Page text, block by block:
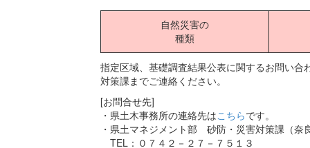
自然災害の
種類
指定区域、基礎調査結果公表に関するお問い
対策課までご連絡ください。
[お問合せ先]
・県土木事務所の連絡先はこちらです。
・県土マネジメント部 砂防・災害対策課（奈
TEL：０７４２－２７－７５１３